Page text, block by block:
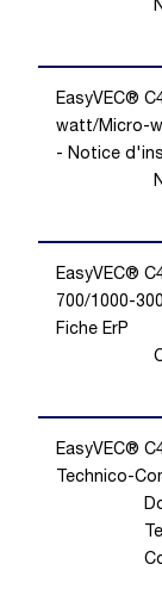
EasyVEC®
watt/Micro-
- Notice
EasyVEC®
700/1000-
Fiche ErP
EasyVEC®
Technico-